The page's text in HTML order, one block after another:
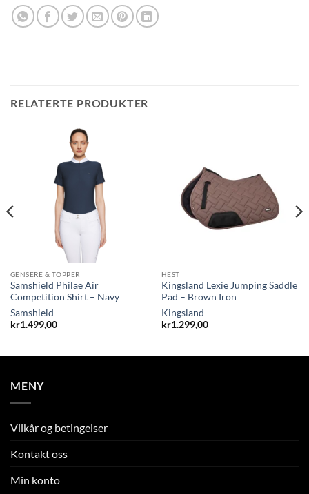
RELATERTE PRODUKTER
GENSERE & TOPPER
Samshield Philae Air
Competition Shirt – Navy
Samshield
kr1.499,00
HEST
Kingsland Lexie Jumping Saddle
Pad – Brown Iron
Kingsland
kr1.299,00
MENY
Vilkår og betingelser
Kontakt oss
Min konto